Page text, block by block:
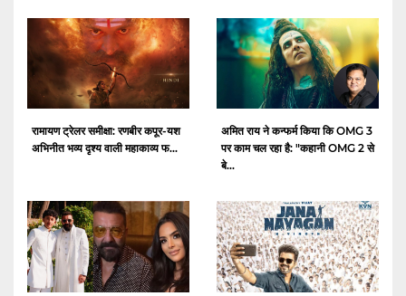
रामायण ट्रेलर समीक्षा: रणबीर कपूर-यश
अभिनीत भव्य दृश्य वाली महाकाव्य फ...
अमित राय ने कन्फर्म किया कि OMG 3
पर काम चल रहा है: "कहानी OMG 2 से
बे...